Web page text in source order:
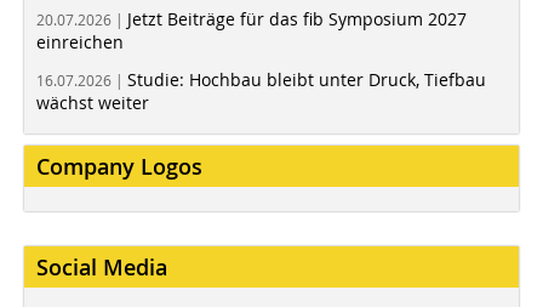
20.07.2026 | Jetzt Beiträge für das fib Symposium 2027
einreichen
16.07.2026 | Studie: Hochbau bleibt unter Druck, Tiefbau
wächst weiter
Company Logos
Social Media